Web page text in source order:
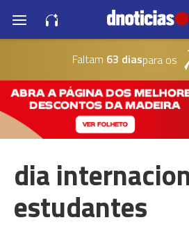
Faltam 63 diaspara os
dia
estudantes